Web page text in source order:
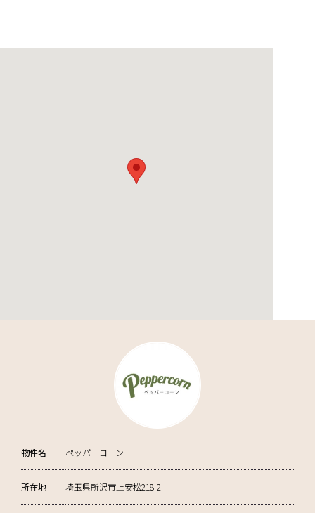
物件名 ペッパーコーン
所在地 埼玉県所沢市上安松218-2